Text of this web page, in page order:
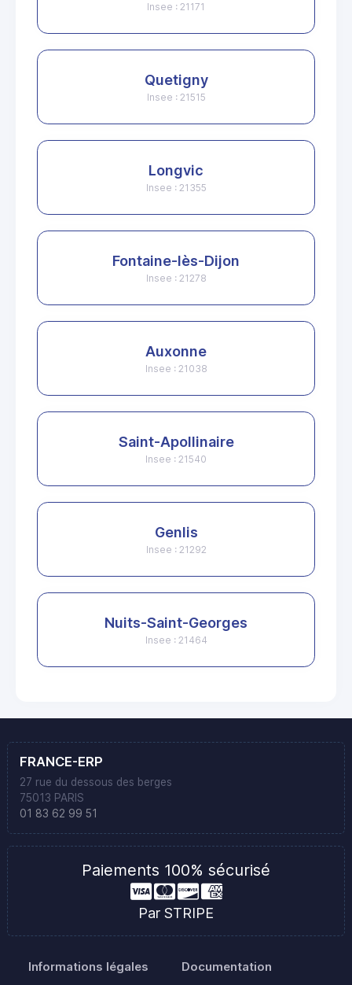
Insee : 21171
Quetigny
Insee : 21515
Longvic
Insee : 21355
Fontaine-lès-Dijon
Insee : 21278
Auxonne
Insee : 21038
Saint-Apollinaire
Insee : 21540
Genlis
Insee : 21292
Nuits-Saint-Georges
Insee : 21464
FRANCE-ERP
27 rue du dessous des berges
75013 PARIS
01 83 62 99 51
Paiements 100% sécurisé
Par STRIPE
Informations légales Documentation